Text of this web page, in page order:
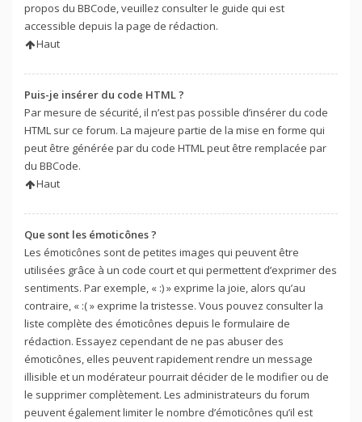
propos du BBCode, veuillez consulter le guide qui est
accessible depuis la page de rédaction.
Haut
Puis-je insérer du code HTML ?
Par mesure de sécurité, il n’est pas possible d’insérer du code
HTML sur ce forum. La majeure partie de la mise en forme qui
peut être générée par du code HTML peut être remplacée par
du BBCode.
Haut
Que sont les émoticônes ?
Les émoticônes sont de petites images qui peuvent être
utilisées grâce à un code court et qui permettent d’exprimer des
sentiments. Par exemple, « :) » exprime la joie, alors qu’au
contraire, « :( » exprime la tristesse. Vous pouvez consulter la
liste complète des émoticônes depuis le formulaire de
rédaction. Essayez cependant de ne pas abuser des
émoticônes, elles peuvent rapidement rendre un message
illisible et un modérateur pourrait décider de le modifier ou de
le supprimer complètement. Les administrateurs du forum
peuvent également limiter le nombre d’émoticônes qu’il est